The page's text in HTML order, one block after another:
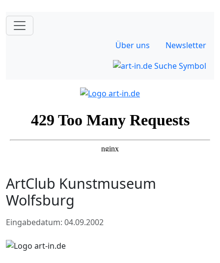
Über uns Newsletter
ArtClub Kunstmuseum
Wolfsburg
Eingabedatum: 04.09.2002